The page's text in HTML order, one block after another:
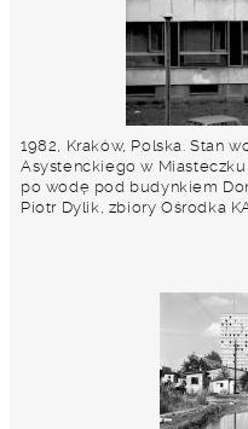
1982, Kraków, Polska. Stan
Asystenckiego w
po wodę pod budynkiem
Piotr Dylik, zbiory Ośrodka